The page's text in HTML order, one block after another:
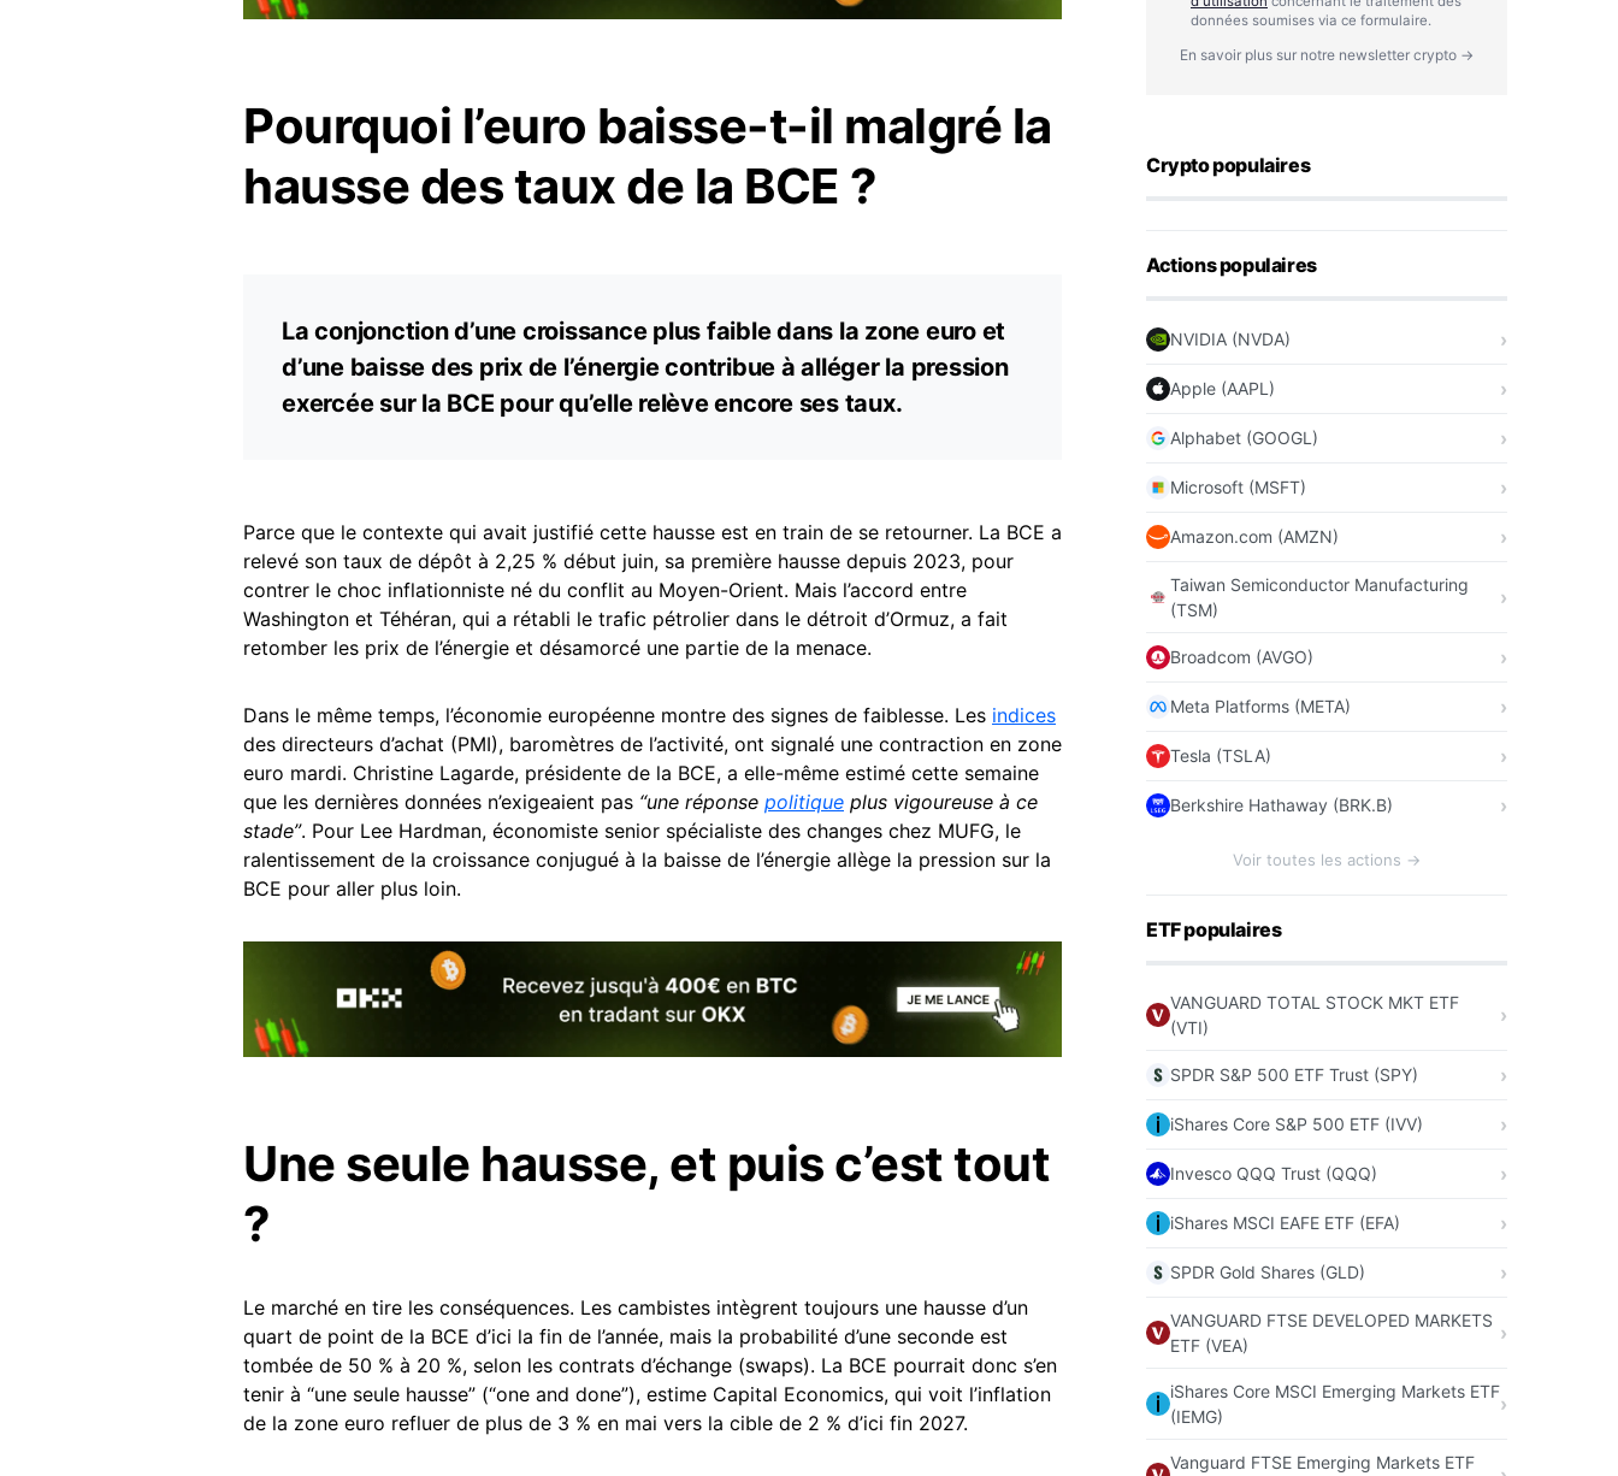
Pourquoi l’euro baisse-t-il malgré la
hausse des taux de la BCE ?
La conjonction d’une croissance plus faible dans la zone euro et
d’une baisse des prix de l’énergie contribue à alléger la pression
exercée sur la BCE pour qu’elle relève encore ses taux.
Parce que le contexte qui avait justifié cette hausse est en train de se retourner. La BCE a
relevé son taux de dépôt à 2,25 % début juin, sa première hausse depuis 2023, pour
contrer le choc inflationniste né du conflit au Moyen-Orient. Mais l’accord entre
Washington et Téhéran, qui a rétabli le trafic pétrolier dans le détroit d’Ormuz, a fait
retomber les prix de l’énergie et désamorcé une partie de la menace.
Dans le même temps, l’économie européenne montre des signes de faiblesse. Les indices
des directeurs d’achat (PMI), baromètres de l’activité, ont signalé une contraction en zone
euro mardi. Christine Lagarde, présidente de la BCE, a elle-même estimé cette semaine
que les dernières données n’exigeaient pas “une réponse politique plus vigoureuse à ce
stade”. Pour Lee Hardman, économiste senior spécialiste des changes chez MUFG, le
ralentissement de la croissance conjugué à la baisse de l’énergie allège la pression sur la
BCE pour aller plus loin.
Une seule hausse, et puis c’est tout
?
Le marché en tire les conséquences. Les cambistes intègrent toujours une hausse d’un
quart de point de la BCE d’ici la fin de l’année, mais la probabilité d’une seconde est
tombée de 50 % à 20 %, selon les contrats d’échange (swaps). La BCE pourrait donc s’en
tenir à “une seule hausse” (“one and done”), estime Capital Economics, qui voit l’inflation
de la zone euro refluer de plus de 3 % en mai vers la cible de 2 % d’ici fin 2027.
données soumises via ce formulaire.
En savoir plus sur notre newsletter crypto →
Crypto populaires
Actions populaires
NVIDIA (NVDA)
Apple (AAPL)
Alphabet (GOOGL)
Microsoft (MSFT)
Amazon.com (AMZN)
Taiwan Semiconductor Manufacturing
(TSM)
Broadcom (AVGO)
Meta Platforms (META)
Tesla (TSLA)
Berkshire Hathaway (BRK.B)
Voir toutes les actions →
ETF populaires
VANGUARD TOTAL STOCK MKT ETF
(VTI)
SPDR S&P 500 ETF Trust (SPY)
iShares Core S&P 500 ETF (IVV)
Invesco QQQ Trust (QQQ)
iShares MSCI EAFE ETF (EFA)
SPDR Gold Shares (GLD)
VANGUARD FTSE DEVELOPED MARKETS
ETF (VEA)
iShares Core MSCI Emerging Markets ETF
(IEMG)
Vanguard FTSE Emerging Markets ETF